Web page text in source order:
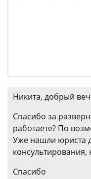
Никита, добрый
Спасибо за
работаете? По
Уже нашли юриста
Спасибо